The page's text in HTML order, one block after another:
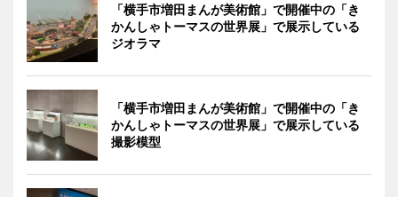
「横手市増田まんが美術館」で開催中の「き
かんしゃトーマスの世界展」で展示している
ジオラマ
「横手市増田まんが美術館」で開催中の「き
かんしゃトーマスの世界展」で展示している
撮影模型